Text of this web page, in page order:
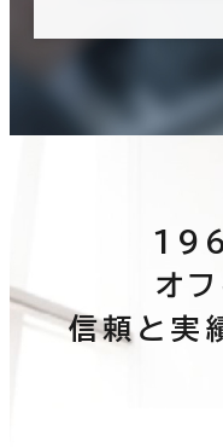
オ
信頼と実